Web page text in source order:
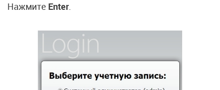
Нажмите Enter.